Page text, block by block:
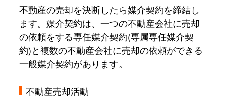
不動産の売却を決断したら媒介契約を締結し
ます。媒介契約は、一つの不動産会社に売却
の依頼をする専任媒介契約(専属専任媒介契
約)と複数の不動産会社に売却の依頼ができる
一般媒介契約があります。
不動産売却活動